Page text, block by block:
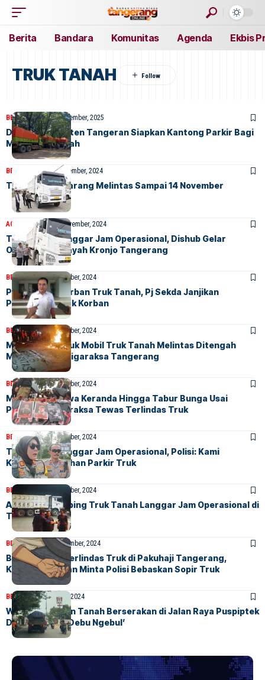
Berita Bandara Komunitas Agenda Ekbis
TRUK TANAH
BERITA HOME20 September, 2025
Dishub Kabupaten Tangeran Siapkan Kantong Parkir Bagi
Mobil Truk Tanah
BERITA HOME13 November, 2024
Truk Tanah Dilarang Melintas Sampai 14 November
AGENDA BERITA1 November, 2024
Truk Tanah Langgar Jam Operasional, Dishub Gelar
Operasi di Wiliayah Kronjo Tangerang
BERITAHOME25 Oktober, 2024
Pasutri Jadi Korban Truk Tanah, Pj Sekda Janjikan
Pendidikan Anak Korban
BERITA HOME17 Oktober, 2024
Mahasiswa Amuk Mobil Truk Tanah Melintas Ditengah
Massa Aksi di Tigaraksa Tangerang
BERITAHOME17 Oktober, 2024
Mahasiswa Bawa Keranda Hingga Tabur Bunga Usai
Pasutri di Tigaraksa Tewas Terlindas Truk
BERITAHOME16 Oktober, 2024
Truk Tanah Langgar Jam Operasional, Polisi: Kami
Kekurangan Lahan Parkir Truk
BERITA 15 Oktober, 2024
ALMAST Sweeping Truk Tanah Langgar Jam Operasional di
Tigaraksa
BERITAHOME 4 September, 2024
Balita Tewas Terlindas Truk di Pakuhaji Tangerang,
Keluarga Korban Minta Polisi Bebaskan Sopir Truk
BERITA HOME22 Mei, 2024
Warga Keluhkan Tanah Berserakan di Jalan Raya Puspiptek
Dekat Unpam ‘Debu Ngebul’